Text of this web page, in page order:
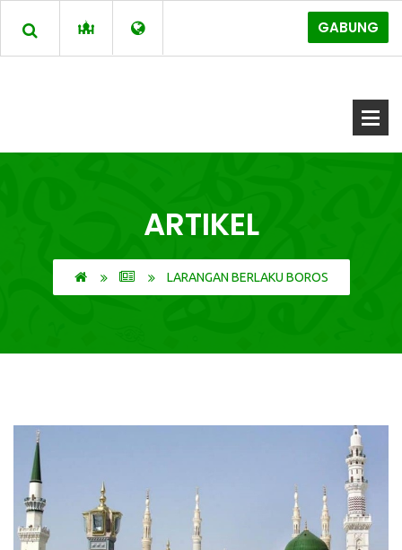
GABUNG
ARTIKEL
LARANGAN BERLAKU BOROS